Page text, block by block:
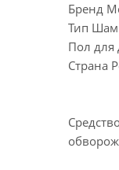
Бренд
Тип
Пол для
Страна